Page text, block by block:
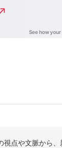
視点や文脈から